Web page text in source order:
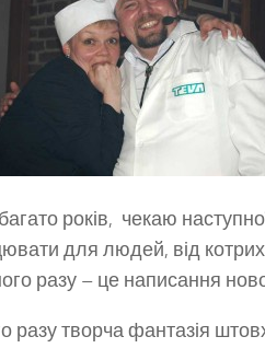
років, чекаю
для людей, від
разу – це написання
разу творча фантазія